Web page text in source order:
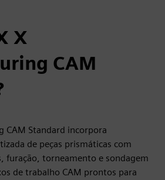
X
CAM
CAM Standard incorpora
de peças prismáticas com
furação, torneamento e sondagem
de trabalho CAM prontos para